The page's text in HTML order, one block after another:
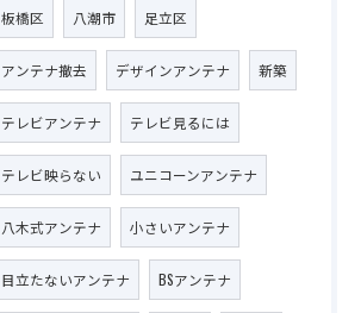
板橋区 八潮市 足立区
アンテナ撤去 デザインアンテナ 新築
テレビアンテナ テレビ見るには
テレビ映らない ユニコーンアンテナ
八木式アンテナ 小さいアンテナ
目立たないアンテナ BSアンテナ